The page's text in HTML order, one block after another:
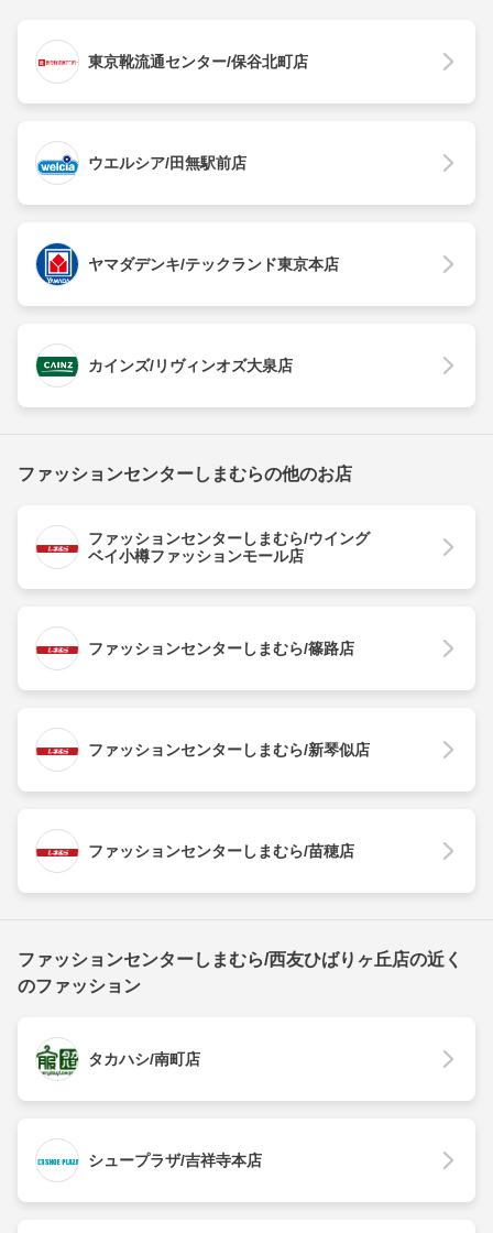
東京靴流通センター/保谷北町店
ウエルシア/田無駅前店
ヤマダデンキ/テックランド東京本店
カインズ/リヴィンオズ大泉店
ファッションセンターしまむらの他のお店
ファッションセンターしまむら/ウイング
ベイ小樽ファッションモール店
ファッションセンターしまむら/篠路店
ファッションセンターしまむら/新琴似店
ファッションセンターしまむら/苗穂店
ファッションセンターしまむら/西友ひばりヶ丘店の近く
のファッション
タカハシ/南町店
シュープラザ/吉祥寺本店